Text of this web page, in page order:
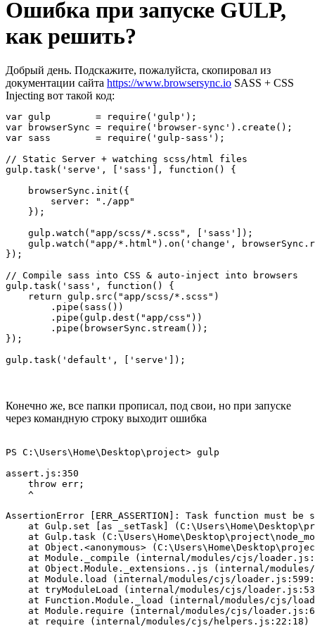
Ошибка при запуске GULP,
как решить?
Добрый день. Подскажите, пожалуйста, скопировал из
документации сайта https://www.browsersync.io SASS + CSS
Injecting вот такой код:
var gulp        = require('gulp');
var browserSync = require('browser-sync').create();
var sass        = require('gulp-sass');
// Static Server + watching scss/html files
gulp.task('serve', ['sass'], function() {
    browserSync.init({
        server: "./app"
    });
    gulp.watch("app/scss/*.scss", ['sass']);
gulp.watch("app/*.html").on('change',
});
// Compile sass into CSS & auto-inject into browsers
gulp.task('sass', function() {
    return gulp.src("app/scss/*.scss")
        .pipe(sass())
        .pipe(gulp.dest("app/css"))
        .pipe(browserSync.stream());
});
gulp.task('default', ['serve']);
Конечно же, все папки прописал, под свои, но при запуске
через командную строку выходит ошибка
PS C:\Users\Home\Desktop\project> gulp
assert.js:350
    throw err;
    ^
AssertionError [ERR_ASSERTION]: Task function must be
at Gulp.set [as _setTask]
at Gulp.task
at Object.<anonymous>
at Module._compile (internal/modules/cjs/
at Object.Module._extensions..js (internal/
at Module.load (internal/modules/cjs/
at tryModuleLoad (internal/modules/cjs/
at Function.Module._load (internal/modules/cjs/
at Module.require (internal/modules/cjs/
    at require (internal/modules/cjs/helpers.js:22:18)